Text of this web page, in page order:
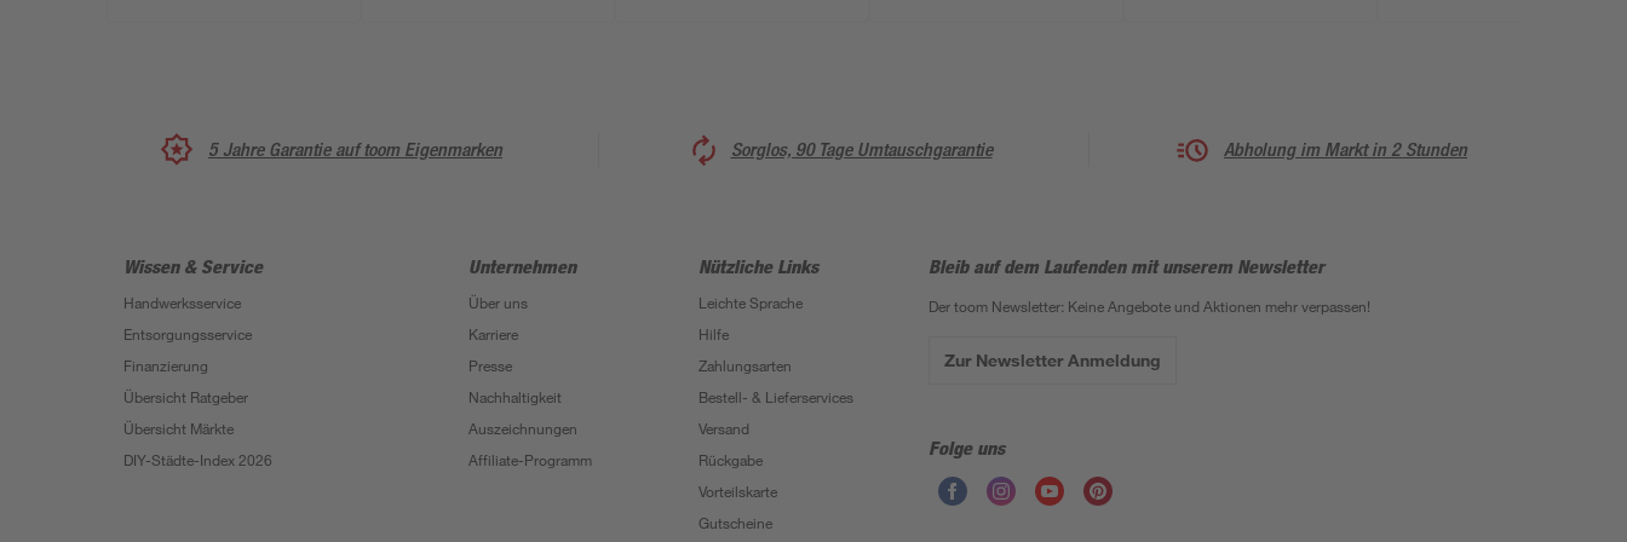
5 Jahre Garantie auf toom Eigenmarken Sorglos, 90 Tage Umtauschgarantie Abholung im Markt in 2 Stunden
Wissen & Service
Handwerksservice
Entsorgungsservice
Finanzierung
Übersicht Ratgeber
Übersicht Märkte
DIY-Städte-Index 2026
Unternehmen
Über uns
Karriere
Presse
Nachhaltigkeit
Auszeichnungen
Affiliate-Programm
Nützliche Links
Leichte Sprache
Hilfe
Zahlungsarten
Bestell- & Lieferservices
Versand
Rückgabe
Vorteilskarte
Gutscheine
Bleib auf dem Laufenden mit unserem Newsletter
Der toom Newsletter: Keine Angebote und Aktionen mehr verpassen!
Zur Newsletter Anmeldung
Folge uns